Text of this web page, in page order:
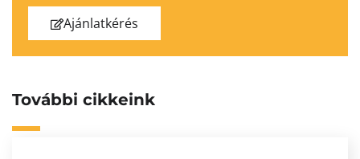
Ajánlatkérés
További cikkeink